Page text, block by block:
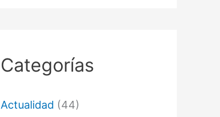
e
t
Categorías
Actualidad (44)